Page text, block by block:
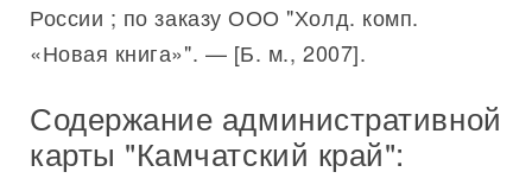
России ; по заказу ООО "Холд. комп.
«Новая книга»". — [Б. м., 2007].
Содержание административной
карты "Камчатский край":